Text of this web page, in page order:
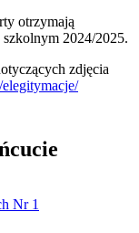
otrzymają
2024/2025.
zdjęcia
Nr 1